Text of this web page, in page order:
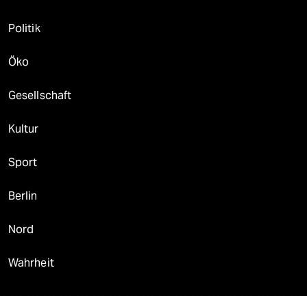
Politik
Öko
Gesellschaft
Kultur
Sport
Berlin
Nord
Wahrheit